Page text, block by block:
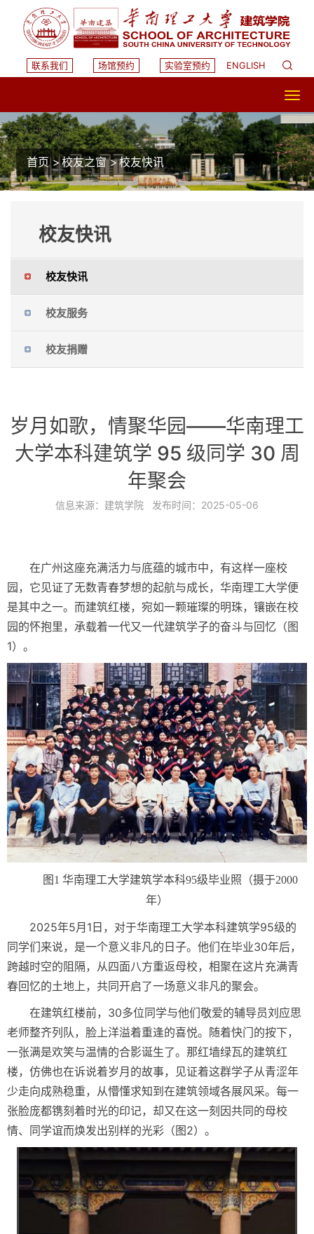
联系我们 场馆预约 实验室预约 ENGLISH
首页>校友之窗>校友快讯
校友快讯
校友快讯
校友服务
校友捐赠
岁月如歌，情聚华园——华南理工
大学本科建筑学 95 级同学 30 周
年聚会
信息来源： 建筑学院 发布时间： 2025-05-06
在广州这座充满活力与底蕴的城市中，有这样一座校
园，它见证了无数青春梦想的起航与成长，华南理工大学便
是其中之一。而建筑红楼，宛如一颗璀璨的明珠，镶嵌在校
园的怀抱里，承载着一代又一代建筑学子的奋斗与回忆（图
1）。
图1 华南理工大学建筑学本科95级毕业照（摄于2000
年）
2025年5月1日，对于华南理工大学本科建筑学95级的
同学们来说，是一个意义非凡的日子。他们在毕业30年后，
跨越时空的阻隔，从四面八方重返母校，相聚在这片充满青
春回忆的土地上，共同开启了一场意义非凡的聚会。
在建筑红楼前，30多位同学与他们敬爱的辅导员刘应思
老师整齐列队，脸上洋溢着重逢的喜悦。随着快门的按下，
一张满是欢笑与温情的合影诞生了。那红墙绿瓦的建筑红
楼，仿佛也在诉说着岁月的故事，见证着这群学子从青涩年
少走向成熟稳重，从懵懂求知到在建筑领域各展风采。每一
张脸庞都镌刻着时光的印记，却又在这一刻因共同的母校
情、同学谊而焕发出别样的光彩（图2）。